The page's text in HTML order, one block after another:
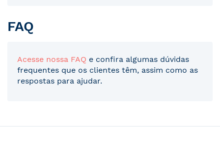
FAQ
Acesse nossa FAQ e confira algumas dúvidas
frequentes que os clientes têm, assim como as
respostas para ajudar.